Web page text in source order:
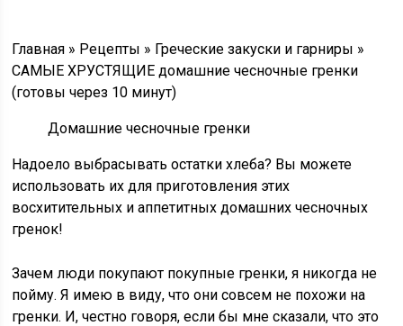
Главная » Рецепты » Греческие закуски и гарниры »
САМЫЕ ХРУСТЯЩИЕ домашние чесночные гренки
(готовы через 10 минут)
Домашние чесночные гренки
Надоело выбрасывать остатки хлеба? Вы можете
использовать их для приготовления этих
восхитительных и аппетитных домашних чесночных
гренок!
Зачем люди покупают покупные гренки, я никогда не
пойму. Я имею в виду, что они совсем не похожи на
гренки. И, честно говоря, если бы мне сказали, что это